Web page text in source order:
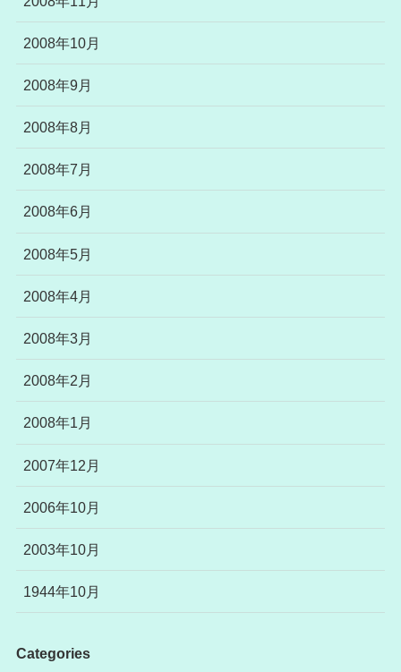
2008年10月
2008年9月
2008年8月
2008年7月
2008年6月
2008年5月
2008年4月
2008年3月
2008年2月
2008年1月
2007年12月
2006年10月
2003年10月
1944年10月
Categories